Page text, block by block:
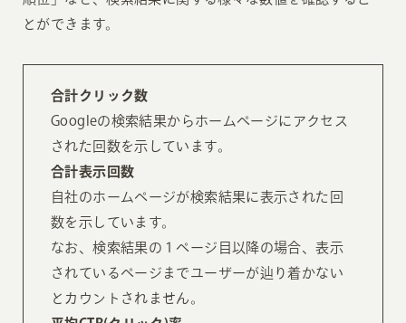
とができます。
合計クリック数
Googleの検索結果からホームページにアクセス
された回数を示しています。
合計表示回数
自社のホームページが検索結果に表示された回
数を示しています。
なお、検索結果の１ページ目以降の場合、表示
されているページまでユーザーが辿り着かない
とカウントされません。